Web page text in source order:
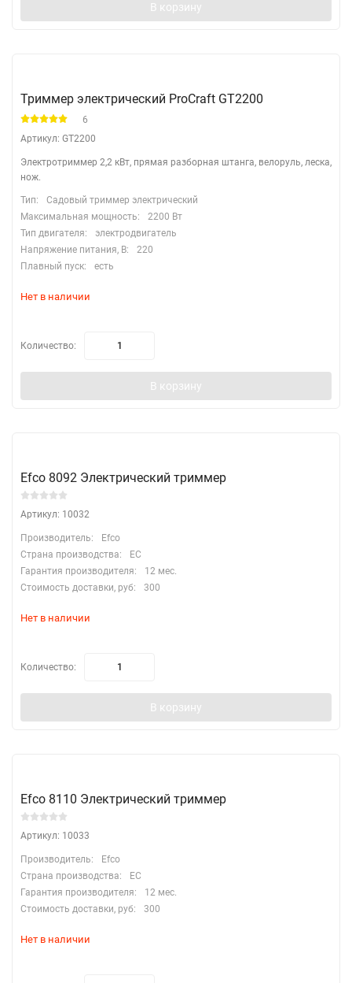
В корзину
Триммер электрический ProCraft GT2200
6
Артикул: GT2200
Электротриммер 2,2 кВт, прямая разборная штанга, велоруль, леска,
нож.
Тип:
Садовый триммер электрический
Максимальная мощность:
2200 Вт
Тип двигателя:
электродвигатель
Напряжение питания, В:
220
Плавный пуск:
есть
Нет в наличии
Количество:
В корзину
Efco 8092 Электрический триммер
Артикул: 10032
Производитель:
Efco
Страна производства:
EC
Гарантия производителя:
12 мес.
Стоимость доставки, руб:
300
Нет в наличии
Количество:
В корзину
Efco 8110 Электрический триммер
Артикул: 10033
Производитель:
Efco
Страна производства:
EC
Гарантия производителя:
12 мес.
Стоимость доставки, руб:
300
Нет в наличии